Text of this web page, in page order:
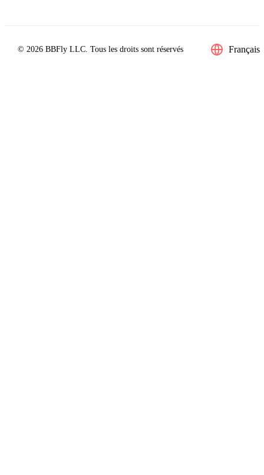
© 2026 BBFly LLC. Tous les droits sont réservés Français